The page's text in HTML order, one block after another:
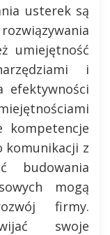
usterek są
umiejętność
i
efektywności
kompetencje
komunikacji z
budowania
mogą
firmy.
swoje